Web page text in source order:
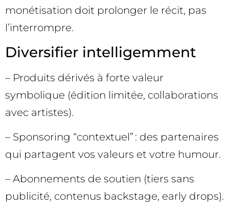
monétisation doit prolonger le récit, pas
l’interrompre.
Diversifier intelligemment
– Produits dérivés à forte valeur
symbolique (édition limitée, collaborations
avec artistes).
– Sponsoring “contextuel” : des partenaires
qui partagent vos valeurs et votre humour.
– Abonnements de soutien (tiers sans
publicité, contenus backstage, early drops).